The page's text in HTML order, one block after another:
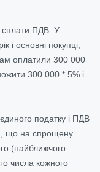
сплати ПДВ. У
і основні покупці,
оплатили 300 000
300 000 * 5% і
податку і ПДВ
що на спрощену
(найближчого
числа кожного